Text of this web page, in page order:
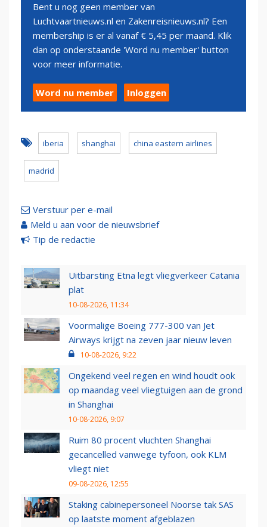
Bent u nog geen member van
Luchtvaartnieuws.nl en Zakenreisnieuws.nl? Een
membership is er al vanaf € 5,45 per maand. Klik
dan op onderstaande 'Word nu member' button
voor meer informatie.
Word nu member Inloggen
iberia shanghai china eastern airlines
madrid
Verstuur per e-mail
Meld u aan voor de nieuwsbrief
Tip de redactie
Uitbarsting Etna legt vliegverkeer Catania
plat
10-08-2026, 11:34
Voormalige Boeing 777-300 van Jet
Airways krijgt na zeven jaar nieuw leven
10-08-2026, 9:22
Ongekend veel regen en wind houdt ook
op maandag veel vliegtuigen aan de grond
in Shanghai
10-08-2026, 9:07
Ruim 80 procent vluchten Shanghai
gecancelled vanwege tyfoon, ook KLM
vliegt niet
09-08-2026, 12:55
Staking cabinepersoneel Noorse tak SAS
op laatste moment afgeblazen